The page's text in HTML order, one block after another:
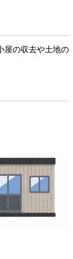
屋の収去や土地の